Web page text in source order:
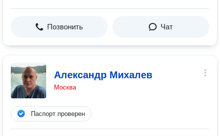
Позвонить Чат
Александр Михалев
Москва
Паспорт проверен